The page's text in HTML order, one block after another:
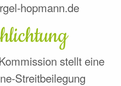
hopmann.de
stellt eine
Streitbeilegung